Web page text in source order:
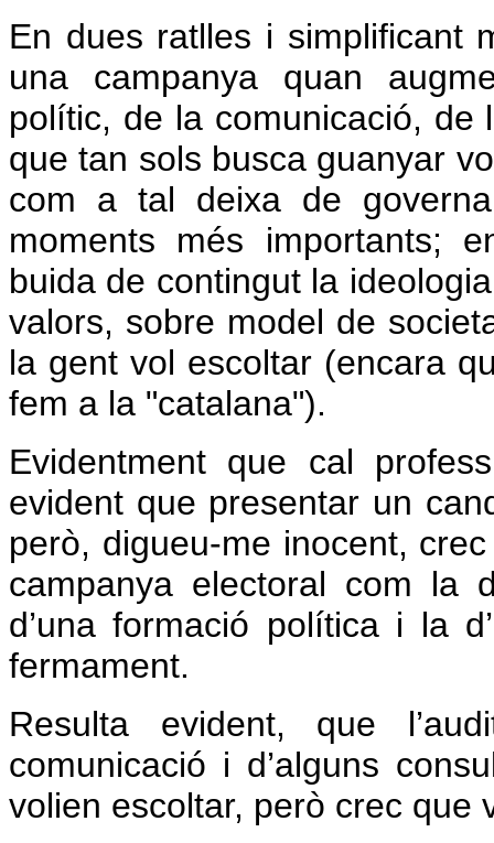
En dues ratlles i simplificant
una campanya quan
polític, de la comunicació, de
que tan sols busca guanyar
com a tal deixa de
moments més importants;
buida de contingut la
valors, sobre model de
la gent vol escoltar (encara
fem a la "catalana").
Evidentment que cal
evident que presentar un
però, digueu-me inocent,
campanya electoral com la
d’una formació política i la
fermament.
Resulta evident, que
comunicació i d’alguns
volien escoltar, però crec que